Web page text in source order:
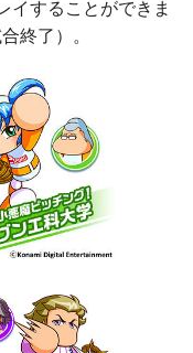
イすることができま
終了）。